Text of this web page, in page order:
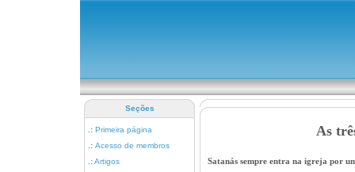
Seções
.: Primeira página
.: Acesso de membros
.:Artigos
As
Satanás sempre entra na igreja por